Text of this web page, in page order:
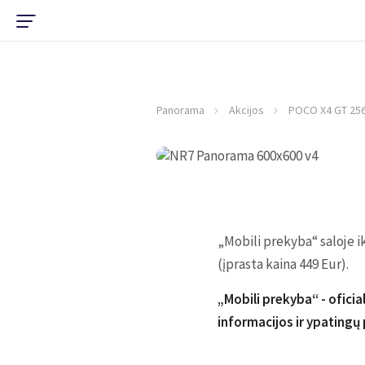
Panorama Akcijos POCO X4 GT
„Mobili prekyba“ saloje
(įprasta kaina 449 Eur).
„Mobili prekyba“ -
informacijos ir ypatingų